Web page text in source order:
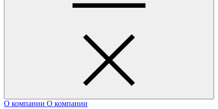
О компании О компании